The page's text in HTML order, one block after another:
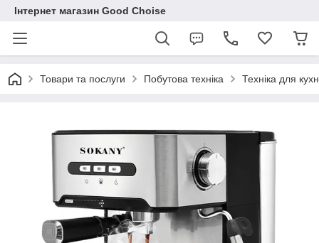
Інтернет магазин Good Choise
Товари та послуги Побутова техніка Техніка для